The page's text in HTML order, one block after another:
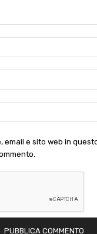
email e sito web in